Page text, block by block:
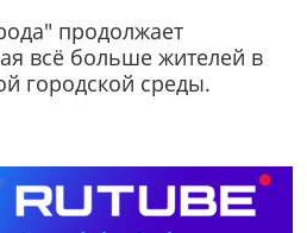
продолжает
всё больше жителей в
городской среды.